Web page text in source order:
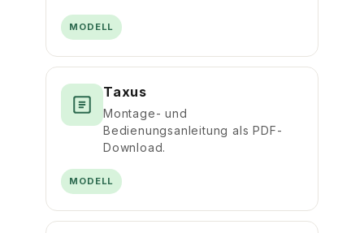
MODELL
Taxus
Montage- und
Bedienungsanleitung als PDF-
Download.
MODELL